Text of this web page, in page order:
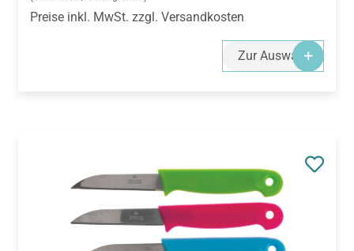
Preise inkl. MwSt. zzgl. Versandkosten
Zur Auswahl